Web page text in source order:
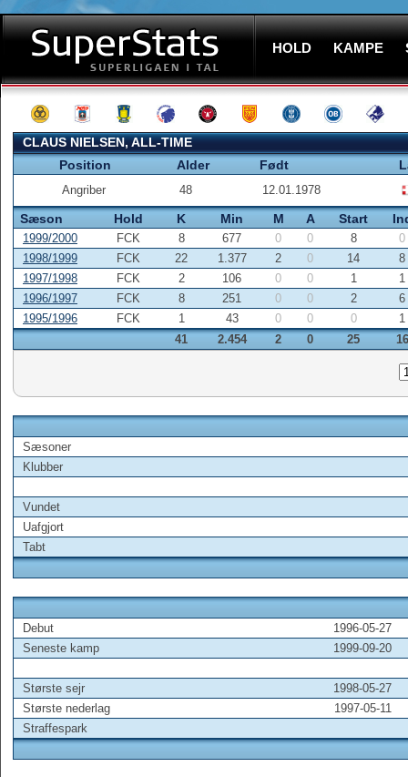
HOLD KAMPE
CLAUS NIELSEN, ALL-TIME
Position
Alder Født
Angriber 48 12.01.1978
Sæson Hold K Min M A Start
1999/2000 FCK 8 677 0 0 8
0
1998/1999
FCK 22 1.377 2 0 14
8
1997/1998
FCK 2 106 0 0 1
1
1996/1997
FCK 8 251 0 0 2
6
1995/1996
FCK 1 43 0 0 0
1
41
2.454 2 0 25 16
Sæsoner
Klubber
Vundet
Uafgjort
Tabt
Debut
1996-05-27
Seneste kamp
1999-09-20
Største sejr
1998-05-27
Største nederlag
1997-05-11
Straffespark